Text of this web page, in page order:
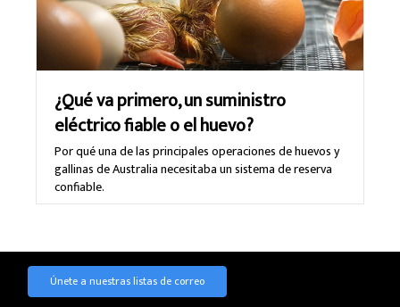
¿Qué va primero, un suministro
eléctrico fiable o el huevo?
Por qué una de las principales operaciones de huevos y
gallinas de Australia necesitaba un sistema de reserva
confiable.
Únete a nuestras listas de correo